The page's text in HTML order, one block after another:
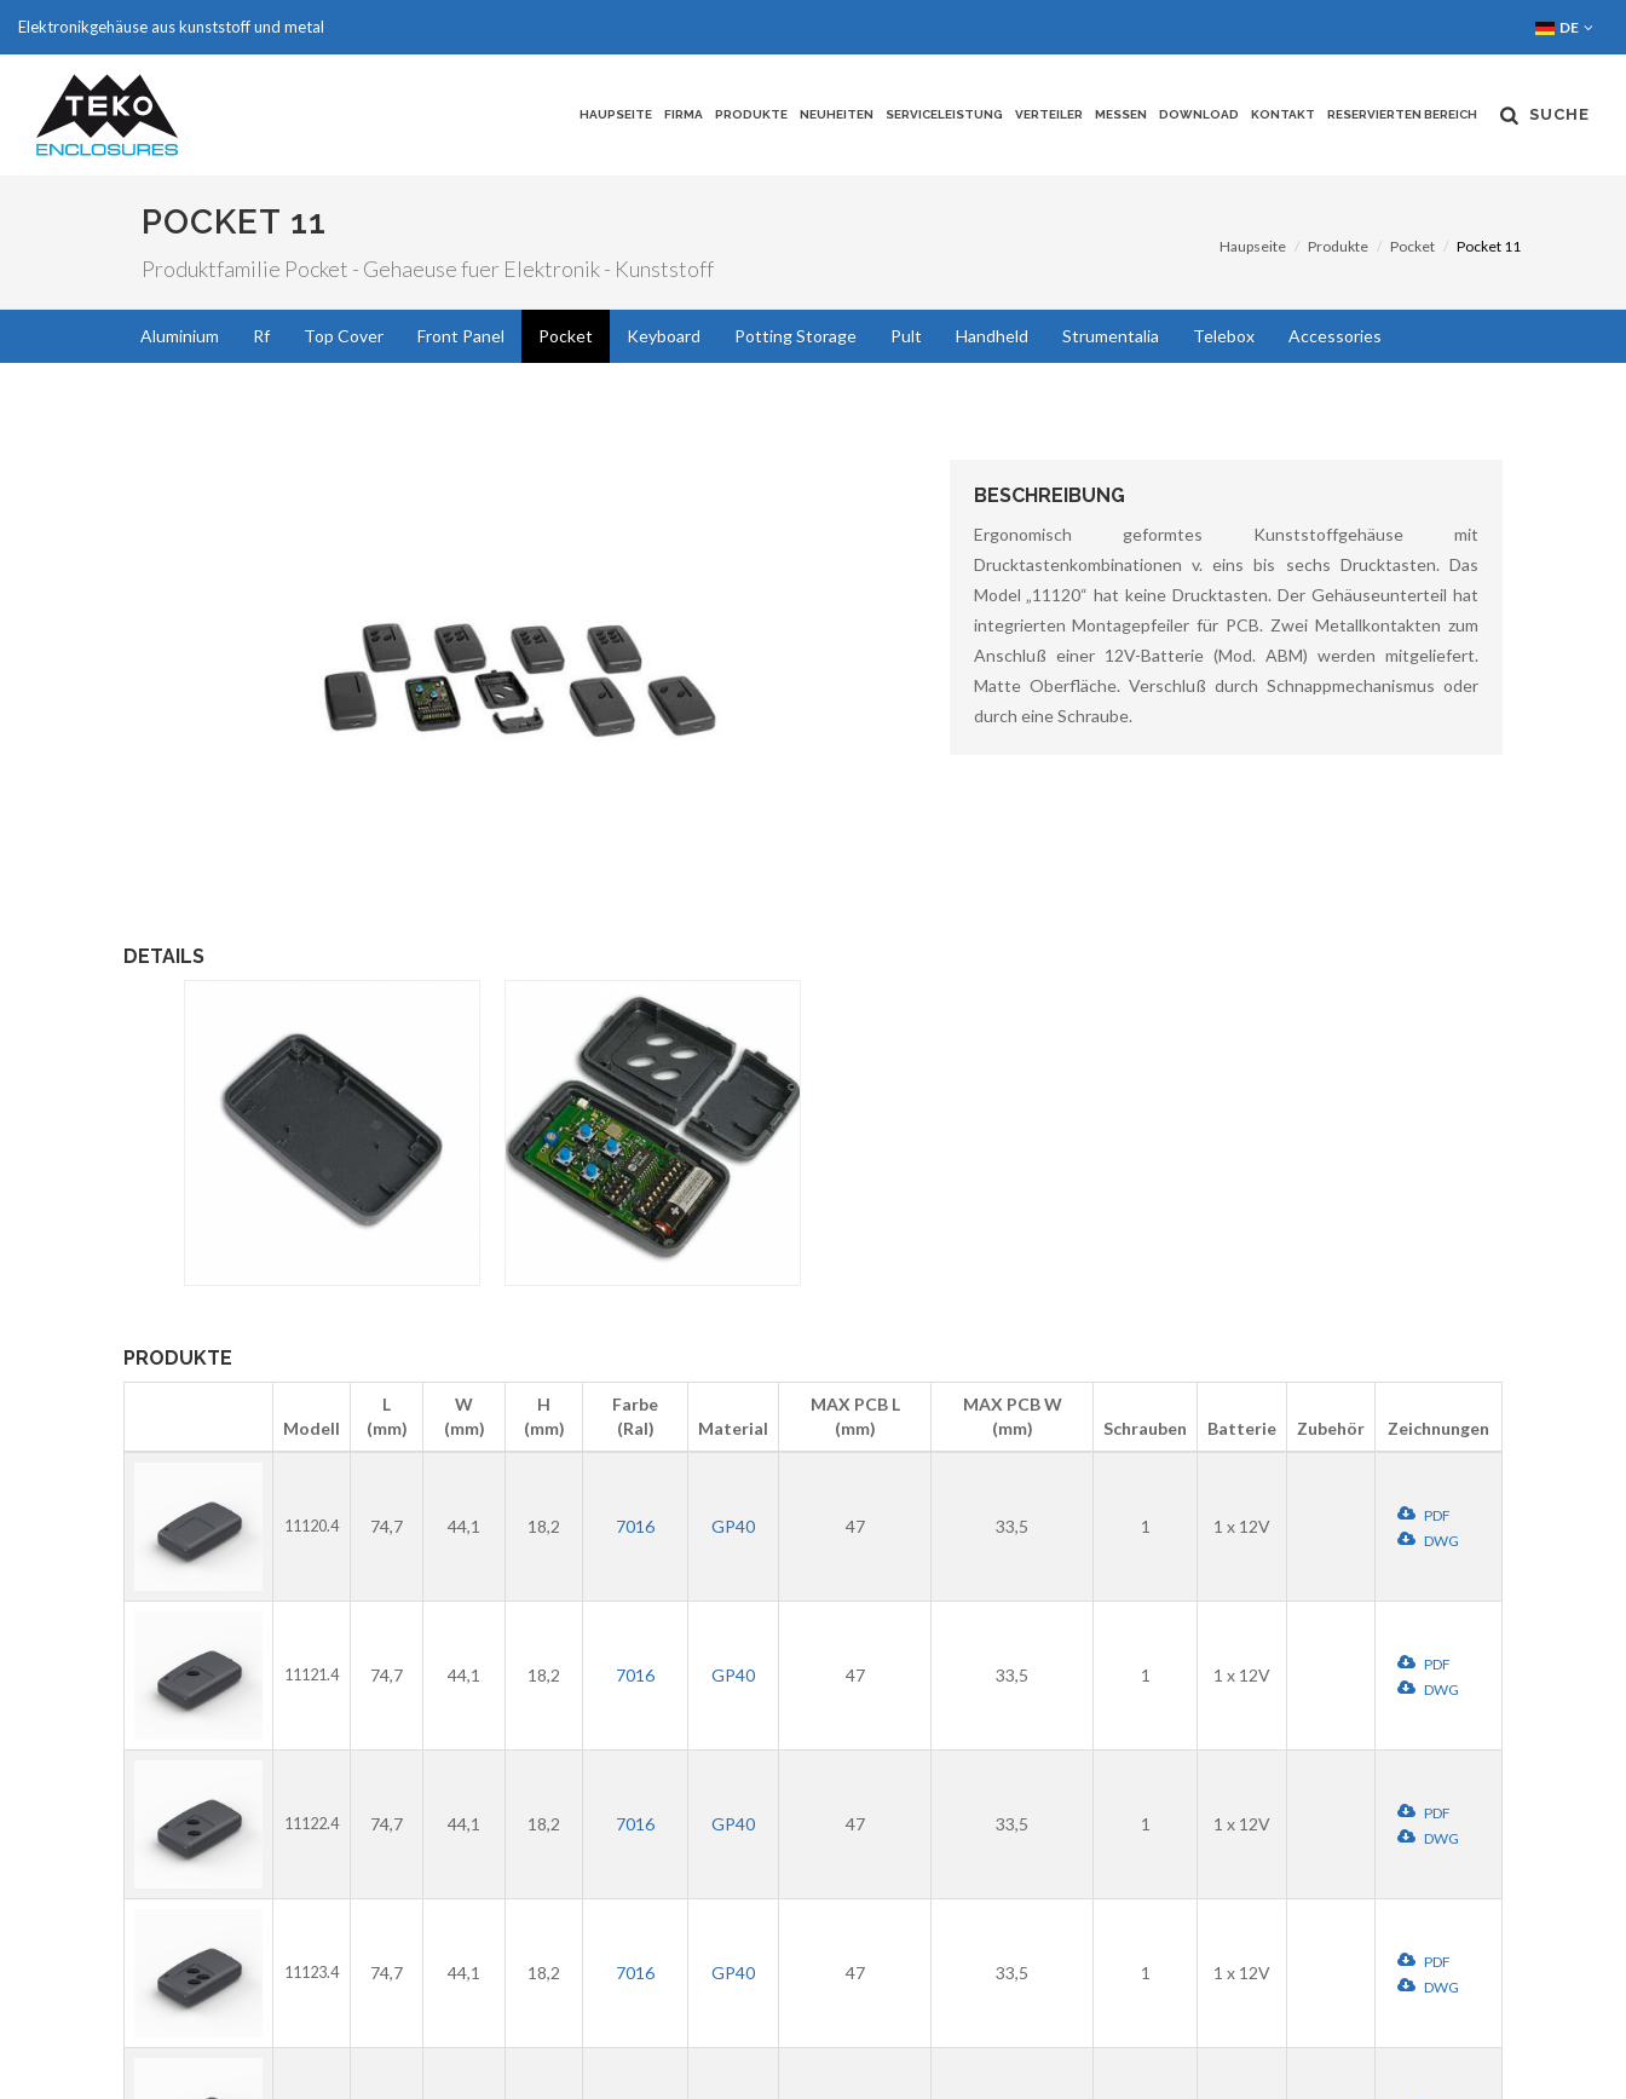
Elektronikgehäuse aus kunststoff und metal DE
HAUPSEITE FIRMA PRODUKTE NEUHEITEN SERVICELEISTUNG VERTEILER MESSEN DOWNLOAD KONTAKT RESERVIERTEN BEREICH SUCHE
POCKET 11
Produktfamilie Pocket - Gehaeuse fuer Elektronik - Kunststoff
Haupseite Produkte Pocket Pocket 11
Aluminium Rf Top Cover Front Panel Pocket Keyboard Potting Storage Pult Handheld Strumentalia Telebox Accessories
BESCHREIBUNG
Ergonomisch geformtes Kunststoffgehäuse mit
Drucktastenkombinationen v. eins bis sechs Drucktasten. Das
Model „11120“ hat keine Drucktasten. Der Gehäuseunterteil hat
integrierten Montagepfeiler für PCB. Zwei Metallkontakten zum
Anschluß einer 12V-Batterie (Mod. ABM) werden mitgeliefert.
Matte Oberfläche. Verschluß durch Schnappmechanismus oder
durch eine Schraube.
DETAILS
PRODUKTE
Modell
L
(mm)
W
(mm)
H
(mm)
Farbe
(Ral)
Material
MAX PCB L
(mm)
MAX PCB W
(mm)
Schrauben Batterie Zubehör Zeichnungen
11120.4 74,7 44,1 18,2 7016 GP40 47 33,5 1 1 x 12V
PDF
DWG
11121.4 74,7 44,1 18,2 7016 GP40 47 33,5 1 1 x 12V
PDF
DWG
11122.4 74,7 44,1 18,2 7016 GP40 47 33,5 1 1 x 12V
PDF
DWG
11123.4 74,7 44,1 18,2 7016 GP40 47 33,5 1 1 x 12V
PDF
DWG